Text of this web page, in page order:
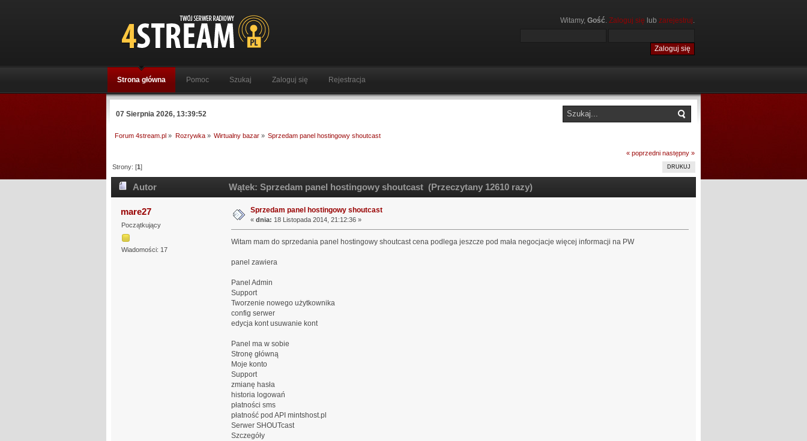
Witamy, Gość. Zaloguj się lub zarejestruj.
Strona główna Pomoc Szukaj Zaloguj się Rejestracja
07 Sierpnia 2026, 13:39:52
Forum 4stream.pl » Rozrywka» Wirtualny bazar» Sprzedam panel hostingowy shoutcast
« poprzedni następny »
DRUKUJ
Strony: [1]
Autor Wątek: Sprzedam panel hostingowy shoutcast (Przeczytany 12610 razy)
mare27
Początkujący
Wiadomości: 17
Sprzedam panel hostingowy shoutcast
« dnia: 18 Listopada 2014, 21:12:36 »
Witam mam do sprzedania panel hostingowy shoutcast cena podlega jeszcze pod mała negocjacje więcej informacji na PW
panel zawiera
Panel Admin
Support
Tworzenie nowego użytkownika
config serwer
edycja kont usuwanie kont
Panel ma w sobie
Stronę główną
Moje konto
Support
zmianę hasła
historia logowań
płatności sms
płatność pod API mintshost.pl
Serwer SHOUTcast
Szczegóły